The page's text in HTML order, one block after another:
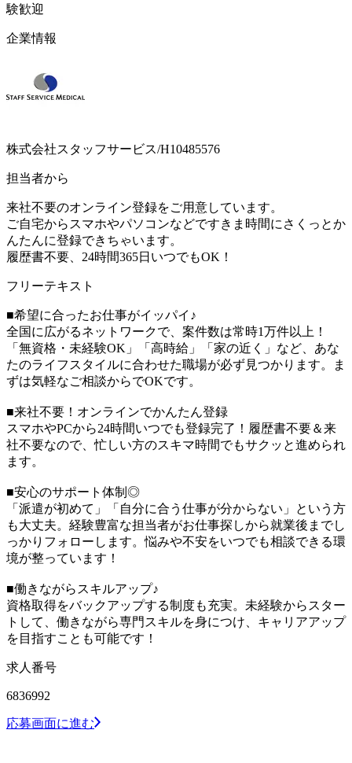
験歓迎
企業情報
株式会社スタッフサービス/H10485576
担当者から
来社不要のオンライン登録をご用意しています。
ご自宅からスマホやパソコンなどですきま時間にさくっとか
んたんに登録できちゃいます。
履歴書不要、24時間365日いつでもOK！
フリーテキスト
■希望に合ったお仕事がイッパイ♪
全国に広がるネットワークで、案件数は常時1万件以上！
「無資格・未経験OK」「高時給」「家の近く」など、あな
たのライフスタイルに合わせた職場が必ず見つかります。ま
ずは気軽なご相談からでOKです。
■来社不要！オンラインでかんたん登録
スマホやPCから24時間いつでも登録完了！履歴書不要＆来
社不要なので、忙しい方のスキマ時間でもサクッと進められ
ます。
■安心のサポート体制◎
「派遣が初めて」「自分に合う仕事が分からない」という方
も大丈夫。経験豊富な担当者がお仕事探しから就業後までし
っかりフォローします。悩みや不安をいつでも相談できる環
境が整っています！
■働きながらスキルアップ♪
資格取得をバックアップする制度も充実。未経験からスター
トして、働きながら専門スキルを身につけ、キャリアアップ
を目指すことも可能です！
求人番号
6836992
応募画面に進む